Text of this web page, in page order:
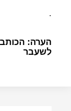
.
הערה:
לשעבר